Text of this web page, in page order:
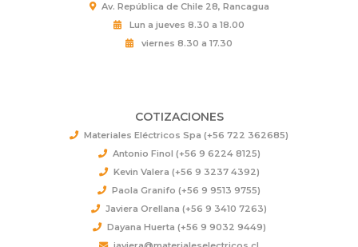
Av. República de Chile 28, Rancagua
Lun a jueves 8.30 a 18.00
viernes 8.30 a 17.30
COTIZACIONES
Materiales Eléctricos Spa (+56 722 362685)
Antonio Finol (+56 9 6224 8125)
Kevin Valera (+56 9 3237 4392)
Paola Granifo (+56 9 9513 9755)
Javiera Orellana (+56 9 3410 7263)
Dayana Huerta (+56 9 9032 9449)